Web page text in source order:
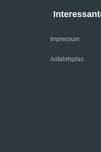
Impressum
Anfahrtsplan